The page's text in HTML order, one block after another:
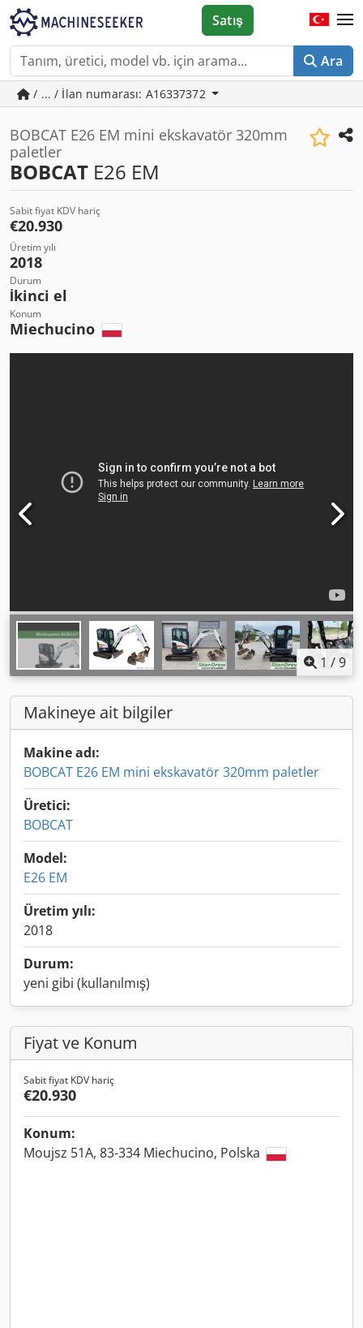
Ara
Satış
/ ... / İlan numarası: A16337372
BOBCAT E26 EM mini ekskavatör 320mm
paletler
BOBCAT E26 EM
Sabit fiyat KDV hariç
€20.930
Üretim yılı
2018
Durum
İkinci el
Konum
Miechucino
1 /9
Makineye ait bilgiler
Makine adı:
BOBCAT E26 EM mini ekskavatör 320mm paletler
Üretici:
BOBCAT
Model:
E26 EM
Üretim yılı:
2018
Durum:
yeni gibi (kullanılmış)
Fiyat ve Konum
Sabit fiyat KDV hariç
€20.930
Konum:
Moujsz 51A, 83-334 Miechucino, Polska